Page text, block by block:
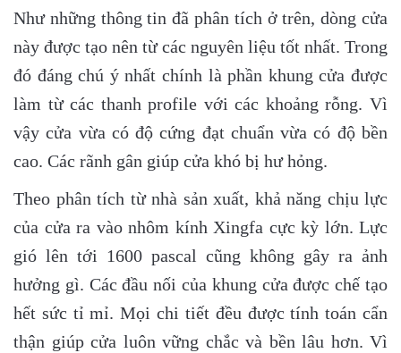
Như những thông tin đã phân tích ở trên, dòng cửa
này được tạo nên từ các nguyên liệu tốt nhất. Trong
đó đáng chú ý nhất chính là phần khung cửa được
làm từ các thanh profile với các khoảng rỗng. Vì
vậy cửa vừa có độ cứng đạt chuẩn vừa có độ bền
cao. Các rãnh gân giúp cửa khó bị hư hỏng.
Theo phân tích từ nhà sản xuất, khả năng chịu lực
của cửa ra vào nhôm kính Xingfa cực kỳ lớn. Lực
gió lên tới 1600 pascal cũng không gây ra ảnh
hưởng gì. Các đầu nối của khung cửa được chế tạo
hết sức tỉ mỉ. Mọi chi tiết đều được tính toán cẩn
thận giúp cửa luôn vững chắc và bền lâu hơn. Vì